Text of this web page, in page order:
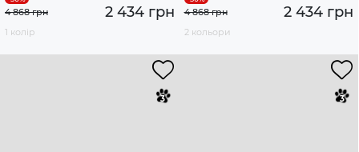
2 434 грн
4 868 грн
1 колір
2 434 грн
4 868 грн
2 кольори